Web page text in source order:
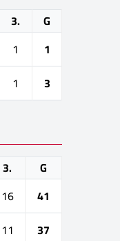
3.
G
1
1
1 3
3.
G
16
41
11 37